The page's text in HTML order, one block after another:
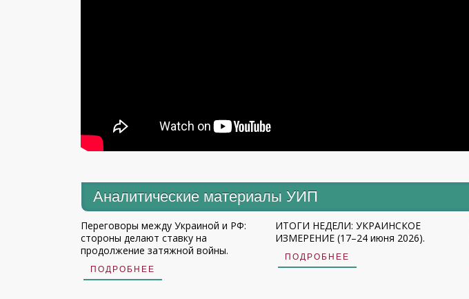
Аналитические материалы УИП
Переговоры между Украиной и РФ:
стороны делают ставку на
продолжение затяжной войны.
ПОДРОБНЕЕ
ИТОГИ НЕДЕЛИ: УКРАИНСКОЕ
ИЗМЕРЕНИЕ (17–24 июня 2026).
ПОДРОБНЕЕ